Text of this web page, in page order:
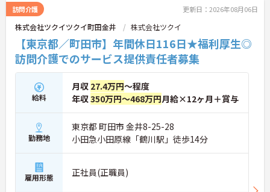
詳細をお話いたしますので、お気軽にご相談くださ
い。
訪問介護 更新日：2026年08月06日
株式会社ツクイツクイ町田金井 株式会社ツクイ
【東京都／町田市】年間休日116日★福利厚生◎
訪問介護でのサービス提供責任者募集
給料
月収 27.4万円～程度
年収350万円～468万円月給×12ヶ月＋賞与
勤務地
東京都 町田市 金井8-25-28
小田急小田原線「鶴川駅」徒歩14分
雇用形態 正社員(正職員)